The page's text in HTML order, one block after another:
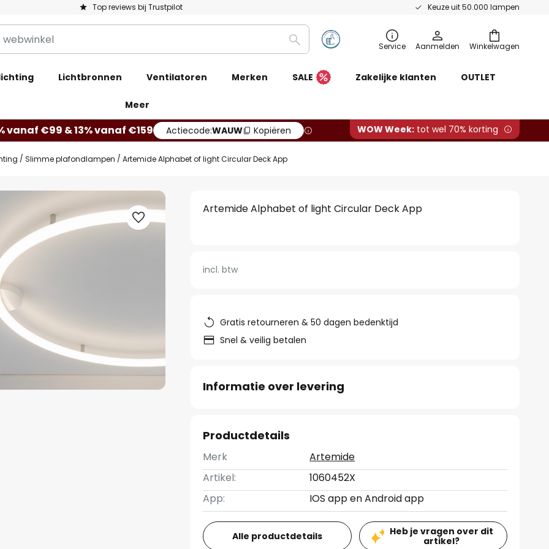
Top reviews bij Trustpilot Keuze uit 50.000 lampen
Winkelwagen
Zoeken Service Aanmelden
Lichtbronnen Ventilatoren Merken SALE Zakelijke klanten OUTLET
Meer
vanaf €99 & 13% vanaf €159 Actiecode:WAUW Kopiëren WOW Week: tot wel 70% korting
Slimme plafondlampen Artemide Alphabet of light Circular Deck App
Artemide Alphabet of light Circular Deck App
incl. btw
Gratis retourneren & 50 dagen bedenktijd
Snel & veilig betalen
Informatie over levering
Productdetails
Merk
Artemide
Artikel:
1060452X
App:
IOS app en Android app
Alle productdetails
Heb je vragen over dit
artikel?